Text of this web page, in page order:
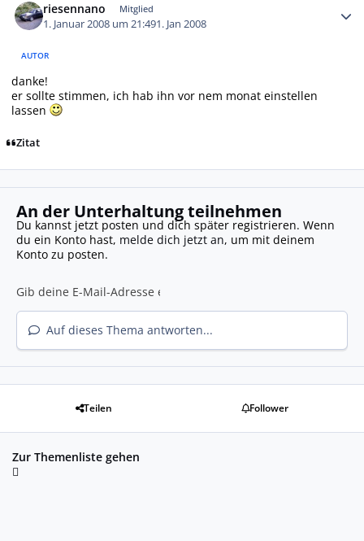
riesennano Mitglied
1. Januar 2008 um 21:491. Jan 2008
AUTOR
danke!
er sollte stimmen, ich hab ihn vor nem monat einstellen
lassen
Zitat
An der Unterhaltung teilnehmen
Du kannst jetzt posten und dich später registrieren. Wenn
du ein Konto hast, melde dich jetzt an, um mit deinem
Konto zu posten.
Auf dieses Thema antworten...
Teilen Follower
Zur Themenliste gehen